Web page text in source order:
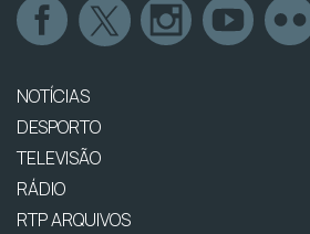
NOTÍCIAS
DESPORTO
TELEVISÃO
RÁDIO
RTP ARQUIVOS